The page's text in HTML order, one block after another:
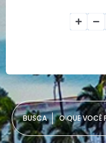
O QUE VOCÊ PROCURA?